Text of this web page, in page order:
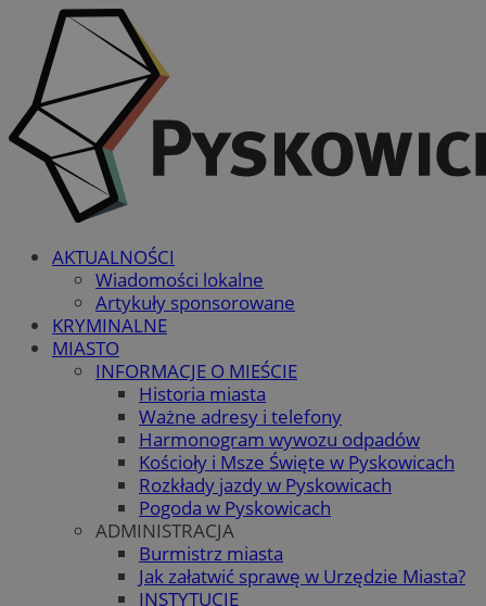
AKTUALNOŚCI
Wiadomości lokalne
Artykuły sponsorowane
KRYMINALNE
MIASTO
INFORMACJE O MIEŚCIE
Historia miasta
Ważne adresy i telefony
Harmonogram wywozu odpadów
Kościoły i Msze Święte w Pyskowicach
Rozkłady jazdy w Pyskowicach
Pogoda w Pyskowicach
ADMINISTRACJA
Burmistrz miasta
Jak załatwić sprawę w Urzędzie Miasta?
INSTYTUCJE